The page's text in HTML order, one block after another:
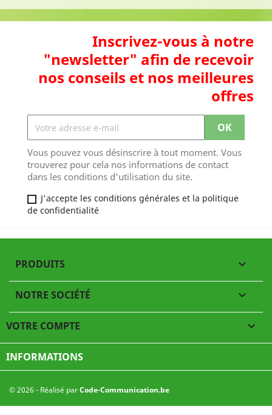
Inscrivez-vous à notre
"newsletter" afin de recevoir
nos conseils et nos meilleures
offres
Vous pouvez vous désinscrire à tout moment. Vous
trouverez pour cela nos informations de contact
dans les conditions d'utilisation du site.
J'accepte les conditions générales et la politique
de confidentialité
PRODUITS 
NOTRE SOCIÉTÉ 
VOTRE COMPTE 
INFORMATIONS
© 2026 - Réalisé parCode-Communication.be